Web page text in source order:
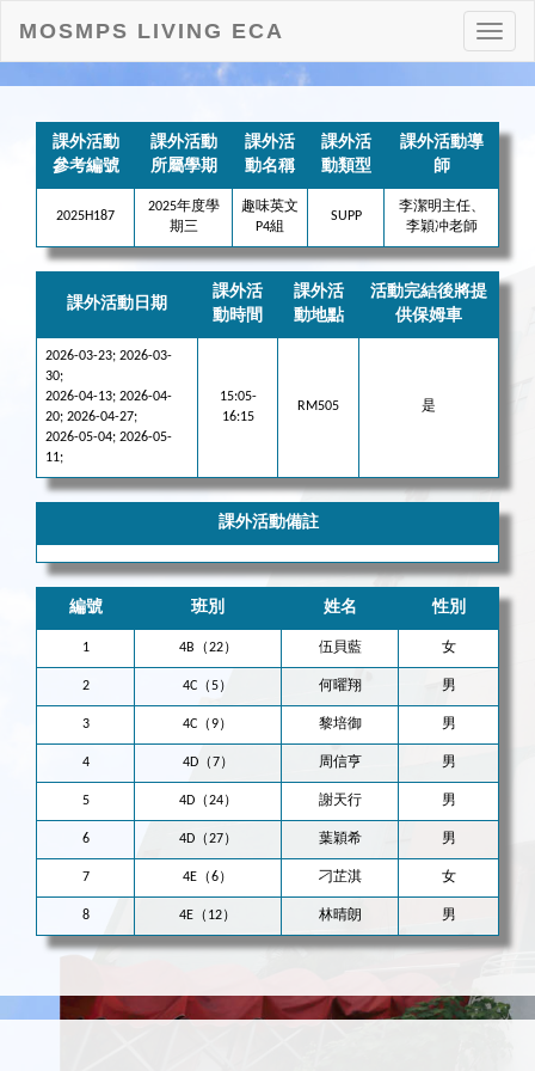
打
開
MOSMPS LIVING ECA
課外活動
參考編號
課外活動
所屬學期
課外活
動名稱
課外活
動類型
課外活動導
師
2025H187
2025年度學
期三
趣味英文
P4組
SUPP
李潔明主任、
李穎冲老師
課外活動日期
課外活
動時間
課外活
動地點
活動完結後將提
供保姆車
2026-03-23; 2026-03-
30;
2026-04-13; 2026-04-
20; 2026-04-27;
2026-05-04; 2026-05-
11;
15:05-
16:15
RM505 是
課外活動備註
編號 班別 姓名 性別
1 4B（22） 伍貝藍 女
2 4C（5） 何曜翔 男
3 4C（9） 黎培御 男
4 4D（7） 周信亨 男
5 4D（24） 謝天行 男
6 4D（27） 葉穎希 男
7 4E（6） 刁芷淇 女
8 4E（12） 林晴朗 男